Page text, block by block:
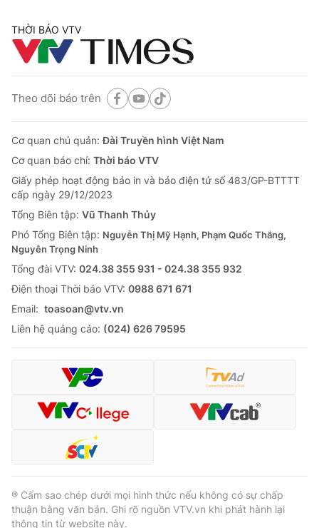
THỜI BÁO VTV
Theo dõi báo trên
Cơ quan chủ quản:Đài Truyền hình Việt Nam
Cơ quan báo chí: Thời báo VTV
Giấy phép hoạt động báo in và báo điện tử số 483/GP-BTTTT
cấp ngày 29/12/2023
Tổng Biên tập: Vũ Thanh Thủy
Phó Tổng Biên tập: Nguyễn Thị Mỹ Hạnh, Phạm Quốc Thắng,
Nguyễn Trọng Ninh
Tổng đài VTV: 024.38 355 931 - 024.38 355 932
Ðiện thoại Thời báo VTV: 0988 671 671
Email: toasoan@vtv.vn
Liên hệ quảng cáo: (024) 626 79595
® Cấm sao chép dưới mọi hình thức nếu không có sự chấp
thuận bằng văn bản. Ghi rõ nguồn VTV.vn khi phát hành lại
thông tin từ website này.